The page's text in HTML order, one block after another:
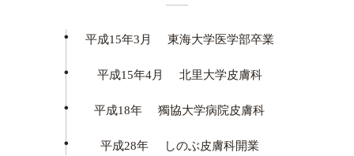
平成15年3月 東海大学医学部卒業
平成15年4月 北里大学皮膚科
平成18年 獨協大学病院皮膚科
平成28年 しのぶ皮膚科開業